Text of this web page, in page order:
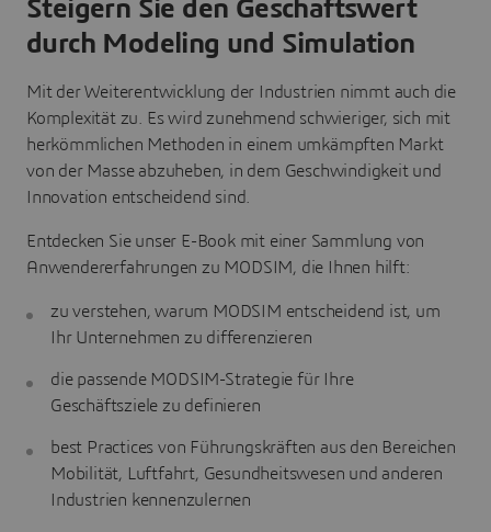
Steigern Sie den Geschäftswert
durch Modeling und Simulation
Mit der Weiterentwicklung der Industrien nimmt auch die
Komplexität zu. Es wird zunehmend schwieriger, sich mit
herkömmlichen Methoden in einem umkämpften Markt
von der Masse abzuheben, in dem Geschwindigkeit und
Innovation entscheidend sind.
Entdecken Sie unser E-Book mit einer Sammlung von
Anwendererfahrungen zu MODSIM, die Ihnen hilft:
zu verstehen, warum MODSIM entscheidend ist, um
Ihr Unternehmen zu differenzieren
die passende MODSIM-Strategie für Ihre
Geschäftsziele zu definieren
best Practices von Führungskräften aus den Bereichen
Mobilität, Luftfahrt, Gesundheitswesen und anderen
Industrien kennenzulernen